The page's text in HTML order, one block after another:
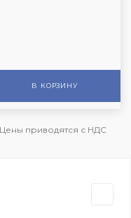
В КОРЗИНУ
Цены приводятся с НДС